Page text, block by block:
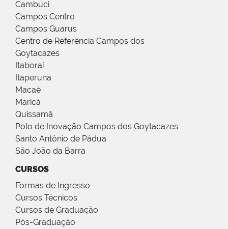
Cambuci
Campos Centro
Campos Guarus
Centro de Referência Campos dos
Goytacazes
Itaboraí
Itaperuna
Macaé
Maricá
Quissamã
Polo de Inovação Campos dos Goytacazes
Santo Antônio de Pádua
São João da Barra
CURSOS
Formas de Ingresso
Cursos Técnicos
Cursos de Graduação
Pós-Graduação